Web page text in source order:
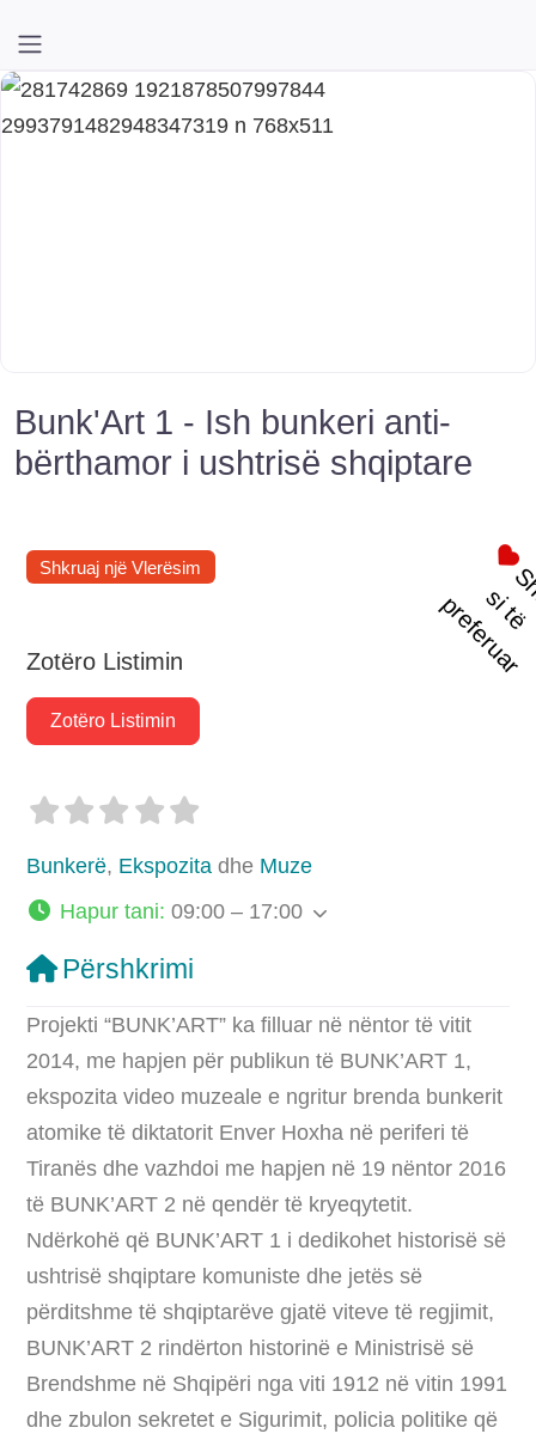
Bunk'Art 1 - Ish bunkeri anti-
bërthamor i ushtrisë shqiptare
t
s
i
p
r
Shkruaj një Vlerësim
Zotëro Listimin
Zotëro Listimin
Bunkerë, Ekspozita dhe Muze
Hapur tani: 09:00 – 17:00
Përshkrimi
Projekti “BUNK’ART” ka filluar në nëntor të vitit
2014, me hapjen për publikun të BUNK’ART 1,
ekspozita video muzeale e ngritur brenda bunkerit
atomike të diktatorit Enver Hoxha në periferi të
Tiranës dhe vazhdoi me hapjen në 19 nëntor 2016
të BUNK’ART 2 në qendër të kryeqytetit.
Ndërkohë që BUNK’ART 1 i dedikohet historisë së
ushtrisë shqiptare komuniste dhe jetës së
përditshme të shqiptarëve gjatë viteve të regjimit,
BUNK’ART 2 rindërton historinë e Ministrisë së
Brendshme në Shqipëri nga viti 1912 në vitin 1991
dhe zbulon sekretet e Sigurimit, policia politike që